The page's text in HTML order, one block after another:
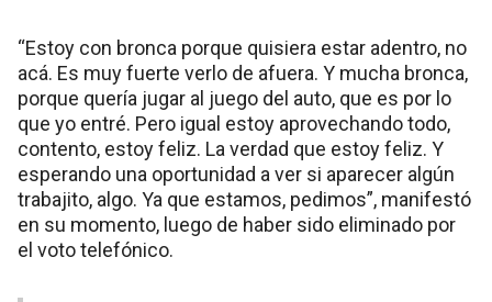
“Estoy con bronca porque quisiera estar adentro, no
acá. Es muy fuerte verlo de afuera. Y mucha bronca,
porque quería jugar al juego del auto, que es por lo
que yo entré. Pero igual estoy aprovechando todo,
contento, estoy feliz. La verdad que estoy feliz. Y
esperando una oportunidad a ver si aparecer algún
trabajito, algo. Ya que estamos, pedimos”, manifestó
en su momento, luego de haber sido eliminado por
el voto telefónico.